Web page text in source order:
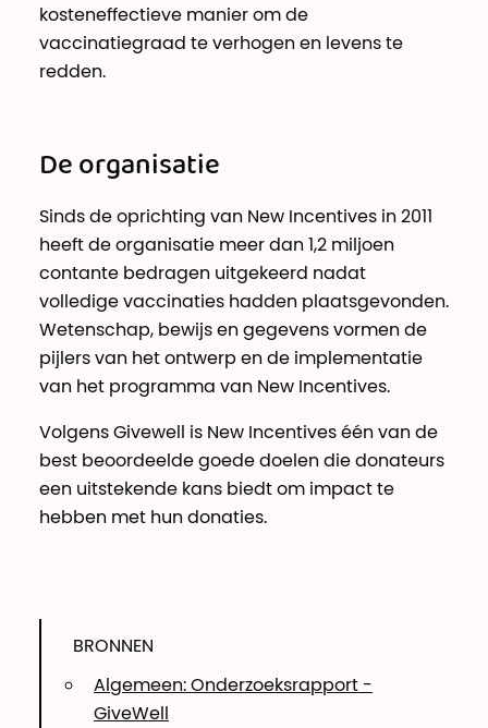
kosteneffectieve manier om de
vaccinatiegraad te verhogen en levens te
redden.
De organisatie
Sinds de oprichting van New Incentives in 2011
heeft de organisatie meer dan 1,2 miljoen
contante bedragen uitgekeerd nadat
volledige vaccinaties hadden plaatsgevonden.
Wetenschap, bewijs en gegevens vormen de
pijlers van het ontwerp en de implementatie
van het programma van New Incentives.
Volgens Givewell is New Incentives één van de
best beoordeelde goede doelen die donateurs
een uitstekende kans biedt om impact te
hebben met hun donaties.
BRONNEN
Algemeen: Onderzoeksrapport -
GiveWell